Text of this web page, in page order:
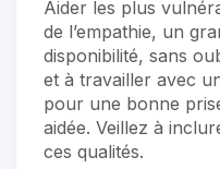
Aider les plus
de l’empathie, un
disponibilité, sans
et à travailler avec
pour une bonne
aidée. Veillez à
ces qualités.